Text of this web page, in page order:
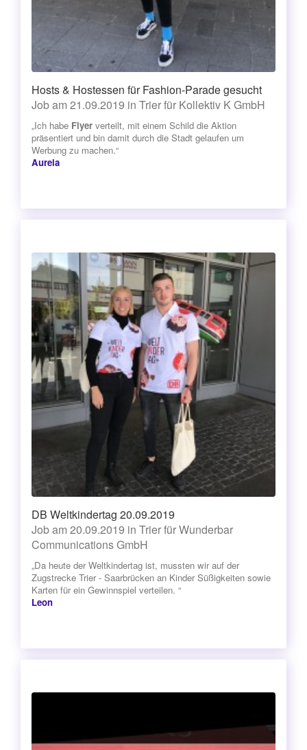
Hosts & Hostessen für Fashion-Parade gesucht
Job am 21.09.2019 in Trier für Kollektiv K GmbH
„Ich habe Flyer verteilt, mit einem Schild die Aktion
präsentiert und bin damit durch die Stadt gelaufen um
Werbung zu machen.“
Aurela
DB Weltkindertag 20.09.2019
Job am 20.09.2019 in Trier für Wunderbar
Communications GmbH
„Da heute der Weltkindertag ist, mussten wir auf der
Zugstrecke Trier - Saarbrücken an Kinder Süßigkeiten sowie
Karten für ein Gewinnspiel verteilen. “
Leon